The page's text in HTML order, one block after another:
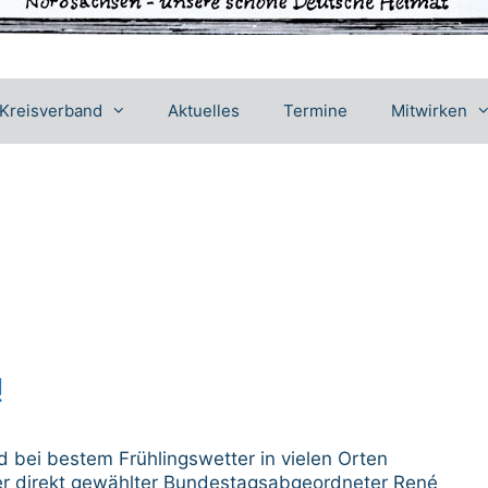
Aktuelles Termine Mitwirken
bei bestem Frühlingswetter in vielen Orten
direkt gewählter Bundestagsabgeordneter René